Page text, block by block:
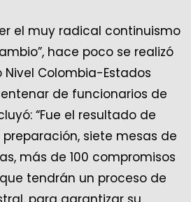
el muy radical continuismo
hace poco se realizó
Nivel Colombia-Estados
de funcionarios de
“Fue el resultado de
siete mesas de
más de 100 compromisos
tendrán un proceso de